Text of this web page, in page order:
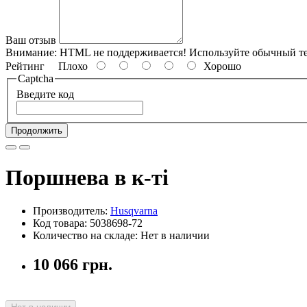
Ваш отзыв
Внимание: HTML не поддерживается! Используйте обычный
Рейтинг Плохо
Хорошо
Captcha
Введите код
Продолжить
Поршнева в к-ті
Производитель: Husqvarna
Код товара: 5038698-72
Количество на складе: Нет в наличии
10 066 грн.